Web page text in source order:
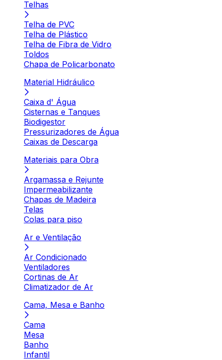
Telhas
Telha de PVC
Telha de Plástico
Telha de Fibra de Vidro
Toldos
Chapa de Policarbonato
Material Hidráulico
Caixa d' Água
Cisternas e Tanques
Biodigestor
Pressurizadores de Água
Caixas de Descarga
Materiais para Obra
Argamassa e Rejunte
Impermeabilizante
Chapas de Madeira
Telas
Colas para piso
Ar e Ventilação
Ar Condicionado
Ventiladores
Cortinas de Ar
Climatizador de Ar
Cama, Mesa e Banho
Cama
Mesa
Banho
Infantil